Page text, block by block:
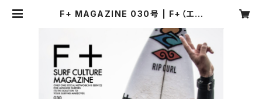
F+ MAGAZINE 030号 | F+（エフ